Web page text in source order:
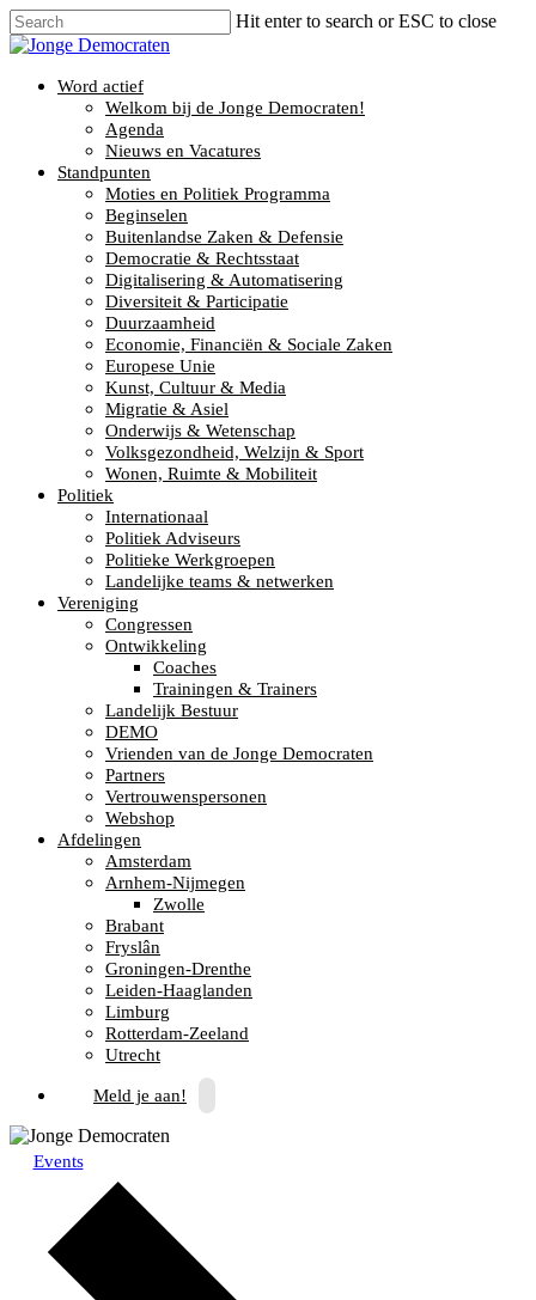
Hit enter to search or ESC to close
Word actief
Welkom bij de Jonge Democraten!
Agenda
Nieuws en Vacatures
Standpunten
Moties en Politiek Programma
Beginselen
Buitenlandse Zaken & Defensie
Democratie & Rechtsstaat
Digitalisering & Automatisering
Diversiteit & Participatie
Duurzaamheid
Economie, Financiën & Sociale Zaken
Europese Unie
Kunst, Cultuur & Media
Migratie & Asiel
Onderwijs & Wetenschap
Volksgezondheid, Welzijn & Sport
Wonen, Ruimte & Mobiliteit
Politiek
Internationaal
Politiek Adviseurs
Politieke Werkgroepen
Landelijke teams & netwerken
Vereniging
Congressen
Ontwikkeling
Coaches
Trainingen & Trainers
Landelijk Bestuur
DEMO
Vrienden van de Jonge Democraten
Partners
Vertrouwenspersonen
Webshop
Afdelingen
Amsterdam
Arnhem-Nijmegen
Zwolle
Brabant
Fryslân
Groningen-Drenthe
Leiden-Haaglanden
Limburg
Rotterdam-Zeeland
Utrecht
Meld je aan!
Events